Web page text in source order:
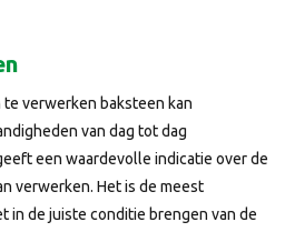
verwerken baksteen kan
van dag tot dag
een waardevolle indicatie over de
verwerken. Het is de meest
in de juiste conditie brengen van de